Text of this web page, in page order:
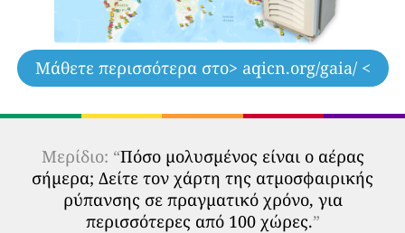
Μάθετε περισσότερα στο> aqicn.org/gaia/ <
Μερίδιο: “Πόσο μολυσμένος είναι ο αέρας
σήμερα; Δείτε τον χάρτη της ατμοσφαιρικής
ρύπανσης σε πραγματικό χρόνο, για
περισσότερες από 100 χώρες.”